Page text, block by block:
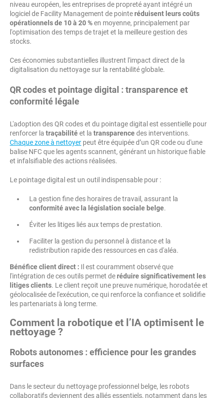
niveau européen, les entreprises de propreté ayant intégré un
logiciel de Facility Management de pointeréduisent leurs coûts
opérationnels de 10 à 20 %en moyenne, principalement par
l'optimisation des temps de trajet et la meilleure gestion des
stocks.
Ces économies substantielles illustrent l'impact direct de la
digitalisation du nettoyage sur la rentabilité globale.
QR codes et pointage digital : transparence et
conformité légale
L'adoption des QR codes et du pointage digital est essentielle pour
renforcer la traçabilitéet la transparencedes interventions.
Chaque zone à nettoyer peut être équipée d’un QR code ou d'une
balise NFC que les agents scannent, générant un historique fiable
et infalsifiable des actions réalisées.
Le pointage digital est un outil indispensable pour :
La gestion fine des horaires de travail, assurant la
conformité avec la législation sociale belge.
Éviter les litiges liés aux temps de prestation.
Faciliter la gestion du personnel à distance et la
redistribution rapide des ressources en cas d'aléa.
Bénéfice client direct : Il est couramment observé que
l'intégration de ces outils permet deréduire significativement les
litiges clients. Le client reçoit une preuve numérique, horodatée et
géolocalisée de l'exécution, ce qui renforce la confiance et solidifie
les partenariats à long terme.
Comment la robotique et l’IA optimisent le
nettoyage ?
Robots autonomes : efficience pour les grandes
surfaces
Dans le secteur du nettoyage professionnel belge, les robots
collaboratifs deviennent des alliés essentiels, notamment dans les